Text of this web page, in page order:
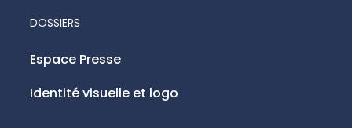
DOSSIERS
Espace Presse
Identité visuelle et logo